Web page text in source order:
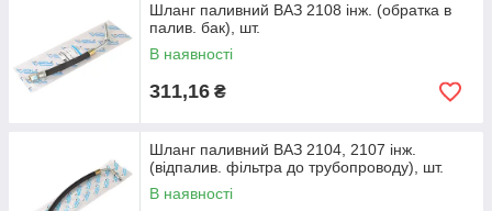
Шланг паливний ВАЗ 2108 інж. (обратка в
палив. бак), шт.
В наявності
311,16 ₴
Шланг паливний ВАЗ 2104, 2107 інж.
(відпалив. фільтра до трубопроводу), шт.
В наявності